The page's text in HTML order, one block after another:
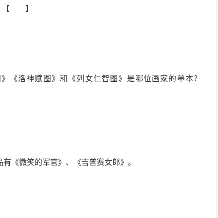
【 】
《洛神赋图》和《列女仁智图》是哪位画家的摹本？
微笑的军官》、《吉普赛女郎》。